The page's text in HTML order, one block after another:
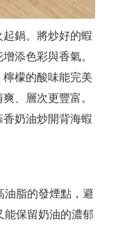
鍋。將炒好的蝦
添色彩與香氣。
檬的酸味能完美
、層次更豐富。
奶油炒開背海蝦
油脂的發煙點，避
能保留奶油的濃郁